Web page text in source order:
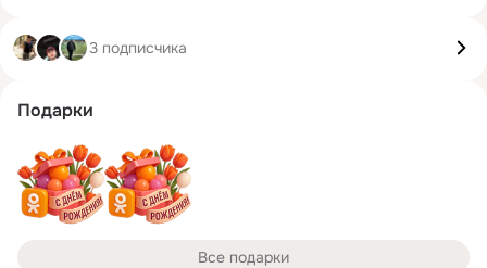
3 подписчика
Подарки
Все подарки